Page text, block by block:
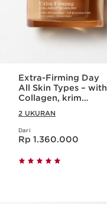
Extra-Firming Day
All Skin Types – with
Collagen, krim
moisturizer kolagen
2 UKURAN
Dari
Harga sekarang Rp 1.360.000
Rp 1.360.000